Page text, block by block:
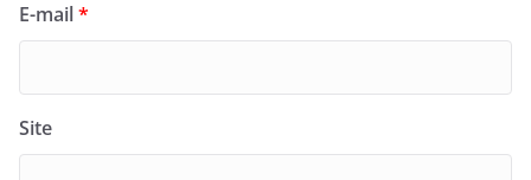
E-mail*
Site